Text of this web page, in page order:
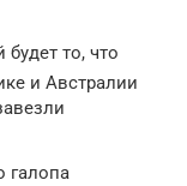
то, что
и Австралии
галопа